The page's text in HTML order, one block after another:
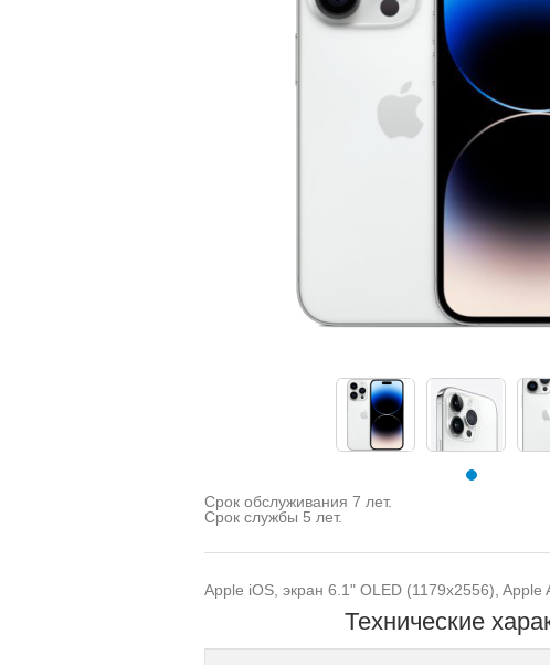
Срок обслуживания 7 лет.
Срок службы 5 лет.
Apple iOS, экран 6.1" OLED (1179x2556),
Технические